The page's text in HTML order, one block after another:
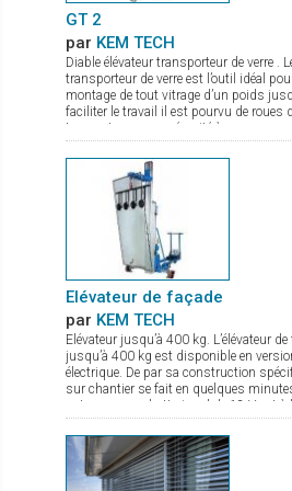
GT 2
par KEM TECH
Diable élévateur transporteur de verre .
transporteur de verre est l’outil idéal
montage de tout vitrage d’un poids
faciliter le travail il est pourvu de roues
Les ventouses se sécurité à pompe
diamètre. Le palonnier porte verre
du verre, et de par sa conception
peut passer par des portes. La mise en
fait en quelques secondes. Il est de
Elévateur de façade
par KEM TECH
Elévateur jusqu’à 400 kg. L’élévateur
jusqu’à 400 kg est disponible en
électrique. De par sa construction
sur chantier se fait en quelques
autonome sur batterie gel de 12 V est à
treuil de levage commandé par une
d’un double frein. Le chassis est à
de stabilisation à hauteur réglable. De
sont disponibles comme fourche de